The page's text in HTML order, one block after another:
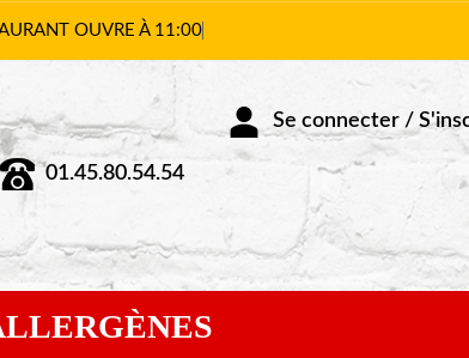
OUVRE À 1
01.45.80.54.54 Se connecter /